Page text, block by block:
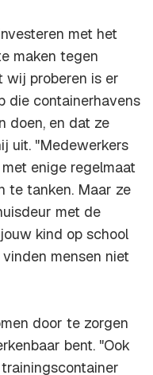
met het
maken tegen
wij proberen is er
die containerhavens
doen, en dat ze
uit. "Medewerkers
enige regelmaat
te tanken. Maar ze
met de
kind op school
mensen niet
door te zorgen
bent. "Ook